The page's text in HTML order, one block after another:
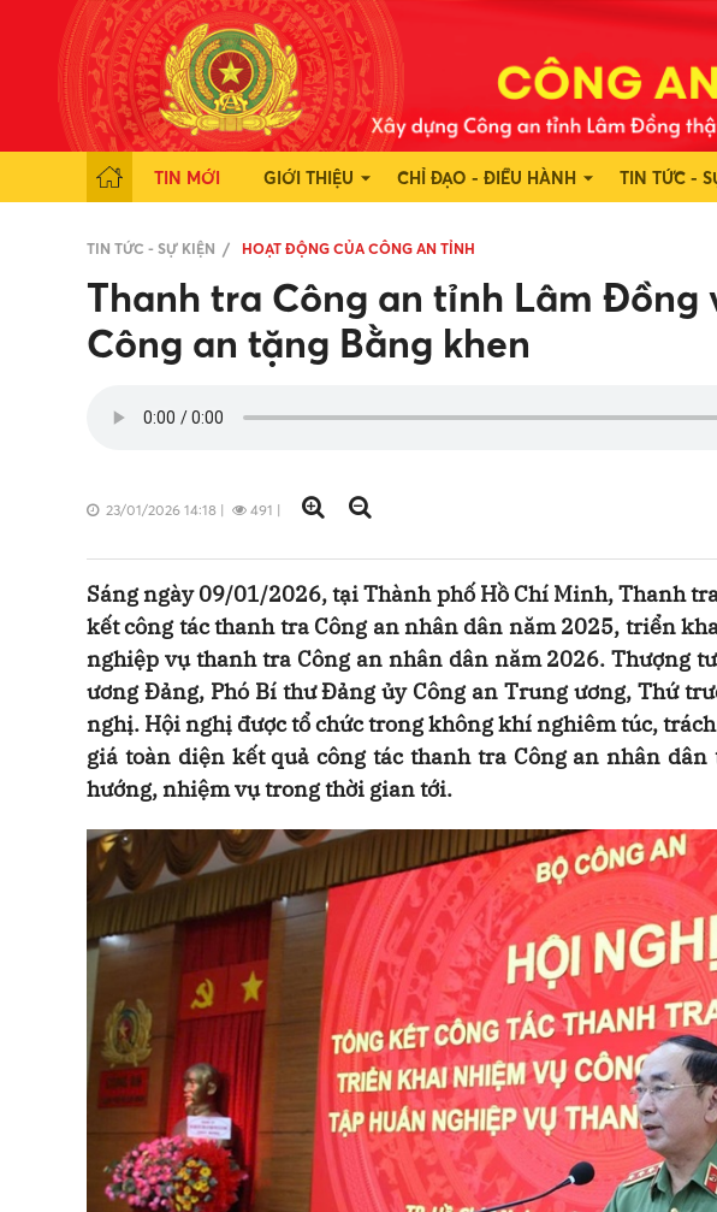
TIN MỚI GIỚI THIỆU CHỈ ĐẠO - ĐIỀU HÀNH TIN TỨC -
TIN TỨC - SỰ KIỆN HOẠT ĐỘNG CỦA CÔNG AN TỈNH
Thanh tra Công an tỉnh Lâm Đồng
Công an tặng Bằng khen
23/01/2026 14:18 | 491 |
Sáng ngày 09/01/2026, tại Thành phố Hồ Chí Minh, Thanh
kết công tác thanh tra Công an nhân dân năm 2025, triển
nghiệp vụ thanh tra Công an nhân dân năm 2026. Thượng
ương Đảng, Phó Bí thư Đảng ủy Công an Trung ương, Thứ
nghị. Hội nghị được tổ chức trong không khí nghiêm túc,
giá toàn diện kết quả công tác thanh tra Công an nhân
hướng, nhiệm vụ trong thời gian tới.